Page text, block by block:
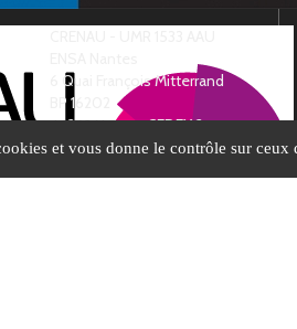
6 Quai François Mitterrand
BP 16202
44262 Nantes CEDEX 2
et vous donne le contrôle sur ceux